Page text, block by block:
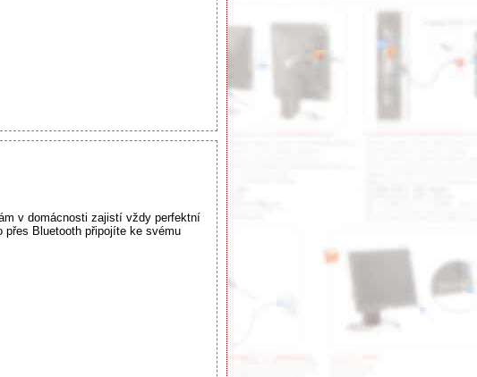
v domácnosti zajistí vždy perfektní
Bluetooth připojíte ke svému